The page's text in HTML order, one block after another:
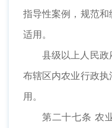
指导性案例，规范
适用。
县级以上人民
布辖区内农业行政
用。
第二十七条 农